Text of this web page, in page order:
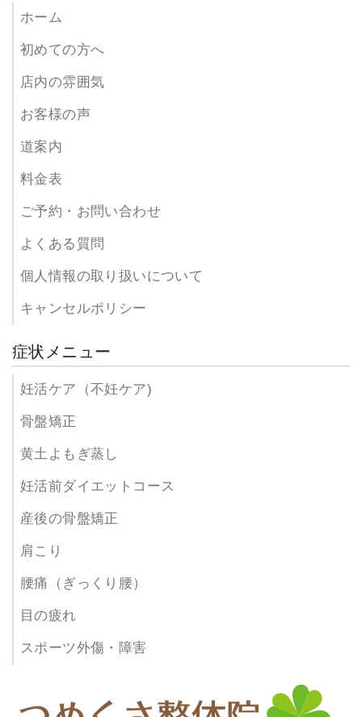
ホーム
初めての方へ
店内の雰囲気
お客様の声
道案内
料金表
ご予約・お問い合わせ
よくある質問
個人情報の取り扱いについて
キャンセルポリシー
症状メニュー
妊活ケア（不妊ケア)
骨盤矯正
黄土よもぎ蒸し
妊活前ダイエットコース
産後の骨盤矯正
肩こり
腰痛（ぎっくり腰）
目の疲れ
スポーツ外傷・障害